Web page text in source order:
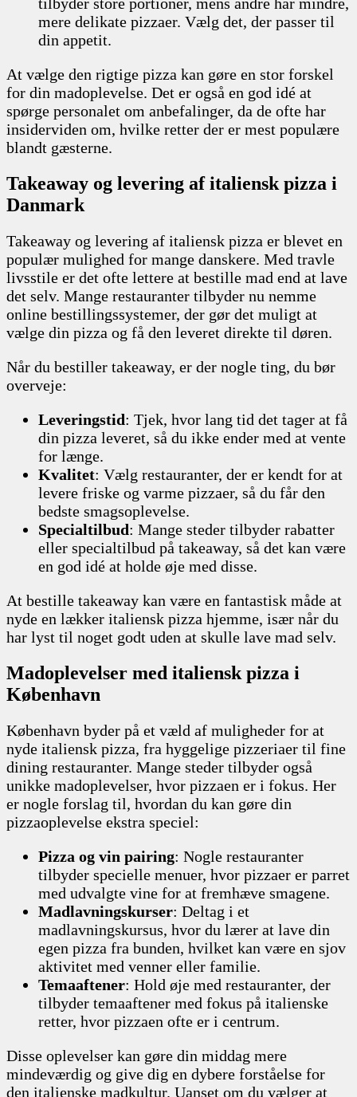
mere delikate pizzaer. Vælg det, der passer til
din appetit.
At vælge den rigtige pizza kan gøre en stor forskel
for din madoplevelse. Det er også en god idé at
spørge personalet om anbefalinger, da de ofte har
insiderviden om, hvilke retter der er mest populære
blandt gæsterne.
Takeaway og levering af italiensk pizza i
Danmark
Takeaway og levering af italiensk pizza er blevet en
populær mulighed for mange danskere. Med travle
livsstile er det ofte lettere at bestille mad end at lave
det selv. Mange restauranter tilbyder nu nemme
online bestillingssystemer, der gør det muligt at
vælge din pizza og få den leveret direkte til døren.
Når du bestiller takeaway, er der nogle ting, du bør
overveje:
Leveringstid: Tjek, hvor lang tid det tager at få
din pizza leveret, så du ikke ender med at vente
for længe.
Kvalitet: Vælg restauranter, der er kendt for at
levere friske og varme pizzaer, så du får den
bedste smagsoplevelse.
Specialtilbud: Mange steder tilbyder rabatter
eller specialtilbud på takeaway, så det kan være
en god idé at holde øje med disse.
At bestille takeaway kan være en fantastisk måde at
nyde en lækker italiensk pizza hjemme, især når du
har lyst til noget godt uden at skulle lave mad selv.
Madoplevelser med italiensk pizza i
København
København byder på et væld af muligheder for at
nyde italiensk pizza, fra hyggelige pizzeriaer til fine
dining restauranter. Mange steder tilbyder også
unikke madoplevelser, hvor pizzaen er i fokus. Her
er nogle forslag til, hvordan du kan gøre din
pizzaoplevelse ekstra speciel:
Pizza og vin pairing: Nogle restauranter
tilbyder specielle menuer, hvor pizzaer er parret
med udvalgte vine for at fremhæve smagene.
Madlavningskurser: Deltag i et
madlavningskursus, hvor du lærer at lave din
egen pizza fra bunden, hvilket kan være en sjov
aktivitet med venner eller familie.
Temaaftener: Hold øje med restauranter, der
tilbyder temaaftener med fokus på italienske
retter, hvor pizzaen ofte er i centrum.
Disse oplevelser kan gøre din middag mere
mindeværdig og give dig en dybere forståelse for
den italienske madkultur. Uanset om du vælger at